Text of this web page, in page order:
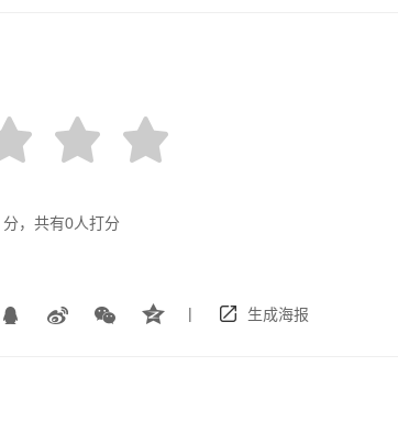
分，共有0人打分
| 生成海报